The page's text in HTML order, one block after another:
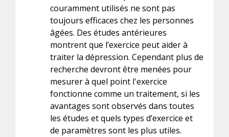
couramment utilisés ne sont pas
toujours efficaces chez les personnes
âgées. Des études antérieures
montrent que l’exercice peut aider à
traiter la dépression. Cependant plus de
recherche devront être menées pour
mesurer à quel point l'exercice
fonctionne comme un traitement, si les
avantages sont observés dans toutes
les études et quels types d’exercice et
de paramètres sont les plus utiles.